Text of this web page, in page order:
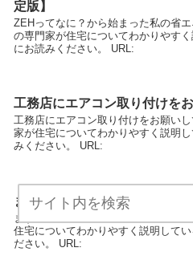
定版】
ZEHってなに？から始まった私の省
の専門家が住宅についてわかりやす
にお読みください。 URL:
工務店にエアコン取り付けを
工務店にエアコン取り付けをお願い
家が住宅についてわかりやすく説明
みください。 URL:
まずは土地探しから始める新
まずは土地探しから始める新築一戸
住宅についてわかりやすく説明して
ださい。 URL: